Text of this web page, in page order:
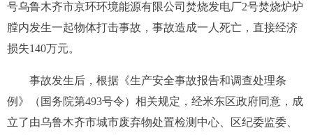
号乌鲁木齐市京环环境能源有限公司焚烧发电厂2号焚烧炉炉
膛内发生一起物体打击事故，事故造成一人死亡 ， 直接经济
损失140万元。
事故发生后，根据《生产安全事故报告和调查处理条
例》（国务院第493号令）相关规定 ，经米东区政府同意 ，成
立了由乌鲁木齐市城市废弃物处置检测中心、
区纪委监委、